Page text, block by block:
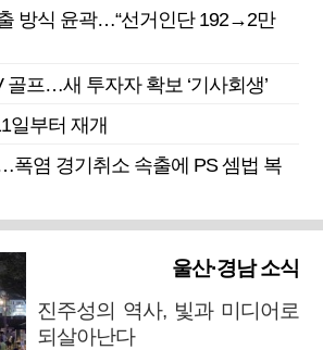
방식 윤곽…“선거인단 192→2만
골프…새 투자자 확보 ‘기사회생’
일부터 재개
폭염 경기취소 속출에 PS 셈법 복
울산·경남 소식
진주성의 역사, 빛과 미디어로
되살아난다